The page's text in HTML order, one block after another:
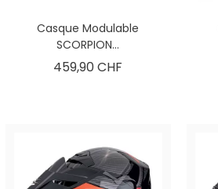
Casque Modulable
SCORPION...
459,90 CHF